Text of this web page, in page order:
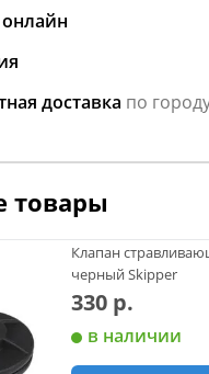
онлайн
доставка по
товары
Клапан
черный Skipper
330 р.
в наличии